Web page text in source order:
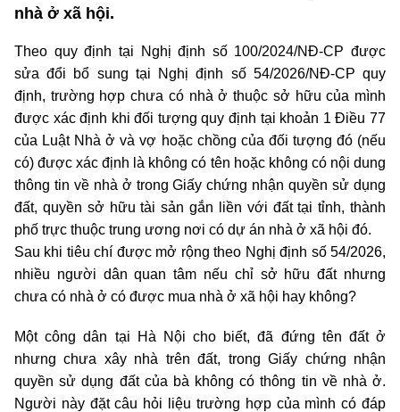
nhà ở xã hội.
Theo quy định tại Nghị định số 100/2024/NĐ-CP được
sửa đổi bổ sung tại Nghị định số 54/2026/NĐ-CP quy
định, trường hợp chưa có nhà ở thuộc sở hữu của mình
được xác định khi đối tượng quy định tại khoản 1 Điều 77
của Luật Nhà ở và vợ hoặc chồng của đối tượng đó (nếu
có) được xác định là không có tên hoặc không có nội dung
thông tin về nhà ở trong Giấy chứng nhận quyền sử dụng
đất, quyền sở hữu tài sản gắn liền với đất tại tỉnh, thành
phố trực thuộc trung ương nơi có dự án nhà ở xã hội đó.
Sau khi tiêu chí được mở rộng theo Nghị định số 54/2026,
nhiều người dân quan tâm nếu chỉ sở hữu đất nhưng
chưa có nhà ở có được mua nhà ở xã hội hay không?
Một công dân tại Hà Nội cho biết, đã đứng tên đất ở
nhưng chưa xây nhà trên đất, trong Giấy chứng nhận
quyền sử dụng đất của bà không có thông tin về nhà ở.
Người này đặt câu hỏi liệu trường hợp của mình có đáp